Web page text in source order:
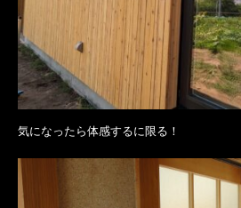
気になったら体感するに限る！